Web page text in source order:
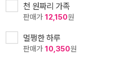
천 원짜리 가족
판매가 12,150원
멀쩡한 하루
판매가 10,350원